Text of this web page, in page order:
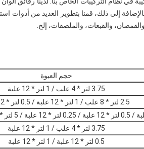
بالإضافة إلى ذلك، قمنا بتطوير العديد من
والقمصان، والقبعات، والملصقات، إلخ.
حجم العبوة
3.75 لتر * 4 علب / 1 لتر * 12 علبة
2.5 لتر * 8 علب / 1 لتر * 12 علبة / 0.5 لتر * 12 علبة
3.75 لتر * 4 علب / 1 لتر * 12 علبة
0.5 لتر * 12 علبة / 1 لتر * 12 علبة